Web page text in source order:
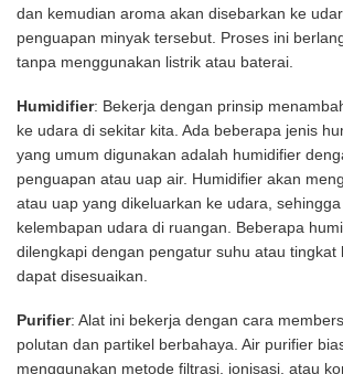
dan kemudian aroma akan disebarkan ke
penguapan minyak tersebut. Proses ini
tanpa menggunakan listrik atau baterai.
Humidifier: Bekerja dengan prinsip
ke udara di sekitar kita. Ada beberapa jenis
yang umum digunakan adalah humidifier
penguapan atau uap air. Humidifier akan
atau uap yang dikeluarkan ke udara,
kelembapan udara di ruangan. Beberapa
dilengkapi dengan pengatur suhu atau tingkat
dapat disesuaikan.
Purifier: Alat ini bekerja dengan cara
polutan dan partikel berbahaya. Air purifier
menggunakan metode filtrasi, ionisasi, atau